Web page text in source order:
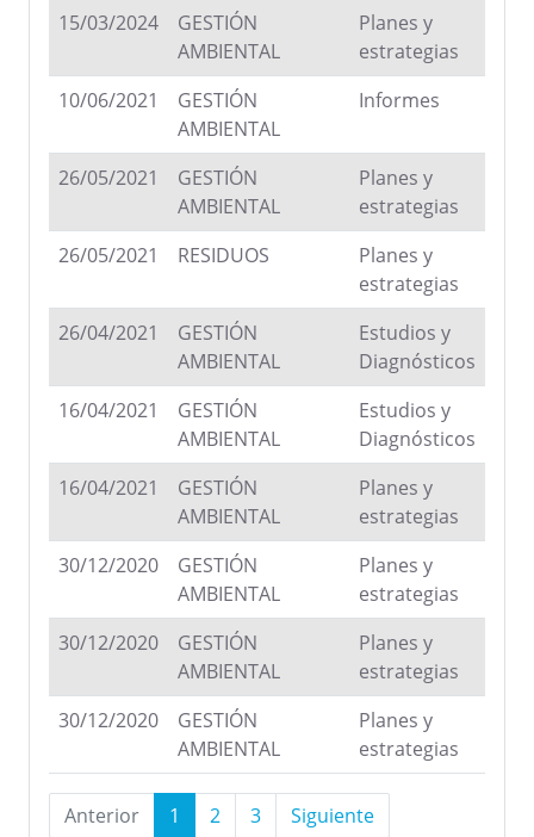
15/03/2024
GESTIÓN
AMBIENTAL
Planes y
estrategias
10/06/2021
GESTIÓN
AMBIENTAL
Informes
26/05/2021
GESTIÓN
AMBIENTAL
Planes y
estrategias
26/05/2021
RESIDUOS
Planes y
estrategias
26/04/2021
GESTIÓN
AMBIENTAL
Estudios y
Diagnósticos
16/04/2021
GESTIÓN
AMBIENTAL
Estudios y
Diagnósticos
16/04/2021
GESTIÓN
AMBIENTAL
Planes y
estrategias
30/12/2020
GESTIÓN
AMBIENTAL
Planes y
estrategias
30/12/2020
GESTIÓN
AMBIENTAL
Planes y
estrategias
30/12/2020
GESTIÓN
AMBIENTAL
Planes y
estrategias
Anterior 1 2 3 Siguiente